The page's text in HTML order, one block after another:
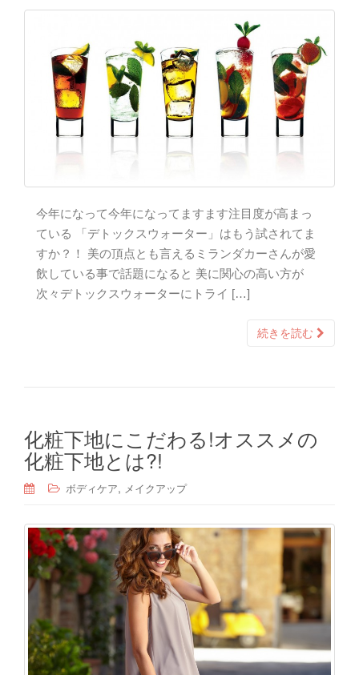
今年になって今年になってますます注目度が高まっ
ている 「デトックスウォーター」はもう試されてま
すか？！ 美の頂点とも言えるミランダカーさんが愛
飲している事で話題になると 美に関心の高い方が
次々デトックスウォーターにトライ […]
続きを読む
化粧下地にこだわる!オススメの
化粧下地とは?!
ボディケア, メイクアップ